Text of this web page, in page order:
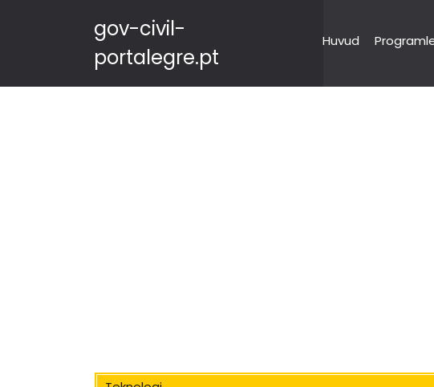
gov-civil-
portalegre.pt
Huvud